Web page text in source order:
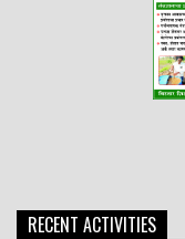
RECENT ACTIVITIES